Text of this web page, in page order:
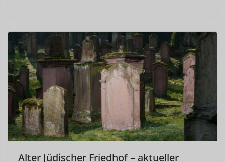
Alter Jüdischer Friedhof – aktueller